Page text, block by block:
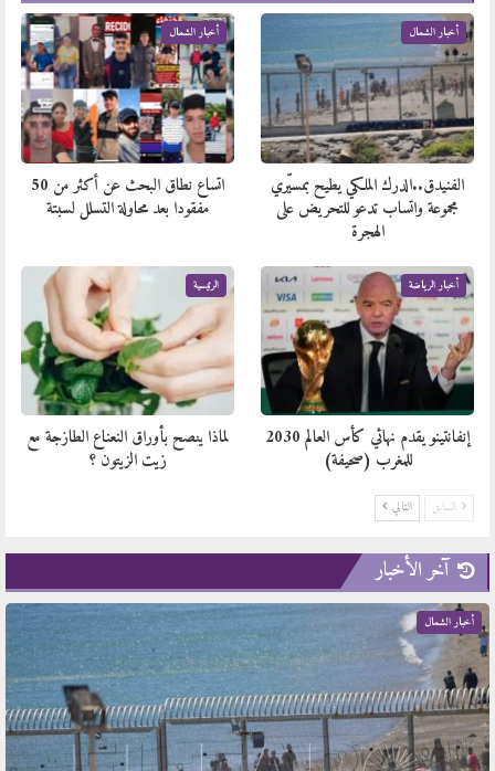
أخبار الشمال
الفنيدق..الدرك الملكي يطيح بمسيّري
مجموعة واتساب تدعو للتحريض على
الهجرة
أخبار الشمال
اتساع نطاق البحث عن أكثر من 50
مفقودا بعد محاولة التسلل لسبتة
أخبار الرياضة
إنفانتينو يقدم نهائي كأس العالم 2030
للمغرب (صحيفة)
الرئيسية
لماذا ينصح بأوراق النعناع الطازجة مع
زيت الزيتون ؟
السابق التالي
آخر الأخبار
أخبار الشمال